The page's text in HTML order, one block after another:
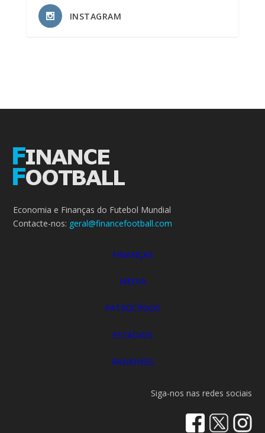
INSTAGRAM
Economia e Finanças do Futebol Mundial
Contacte-nos: geral@financefootball.com
FINANÇAS
MEDIA
PATROCÍNIOS
ESTÁDIOS
RANKINGS
Siga-nos nas redes sociais